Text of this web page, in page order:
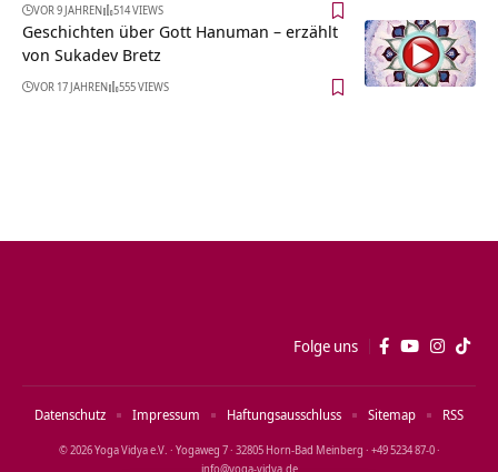
VOR 9 JAHREN 514 VIEWS
Geschichten über Gott Hanuman – erzählt
von Sukadev Bretz
VOR 17 JAHREN 555 VIEWS
Folge uns
© 2026 Yoga Vidya e.V. · Yogaweg 7 · 32805 Horn‑Bad Meinberg · +49 5234 87‑0 ·
info@yoga‑vidya.de
Datenschutz Impressum Haftungsausschluss Sitemap RSS